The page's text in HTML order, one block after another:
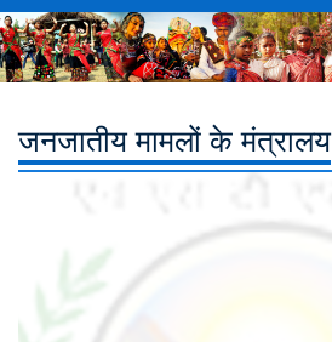
जनजातीय मामलों के मंत्रालय